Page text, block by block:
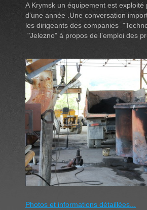
A Krymsk un équipement est exploité
d’une année .Une conversation
les dirigeants des companies
"Jelezno" à propos de l’emploi des
Photos et informations détaillées...